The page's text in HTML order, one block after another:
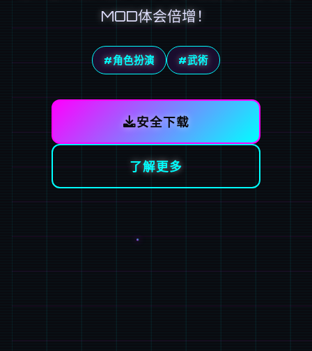
MOD体会倍增！
#角色扮演 #武術
安全下载
了解更多